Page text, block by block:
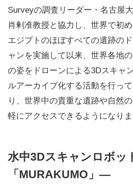
Surveyの調査リーダー・名古屋
肖剰准教授と協力し、世界で初
エジプトのほぼすべての遺跡の
ャンを実施して以来、世界各地
の姿をドローンによる3Dスキャ
ルアーカイブ化する活動を行っ
り、世界中の貴重な遺跡や自然
軽にアクセスできるようになりま
水中3Dスキャンロボッ
「MURAKUMO」―